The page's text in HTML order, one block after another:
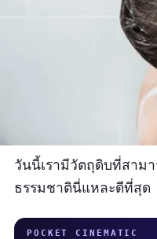
วันนี้เรามีวัตถุดิบที่สา
ธรรมชาตินี่แหละดีที่สุด
POCKET CINEMATIC